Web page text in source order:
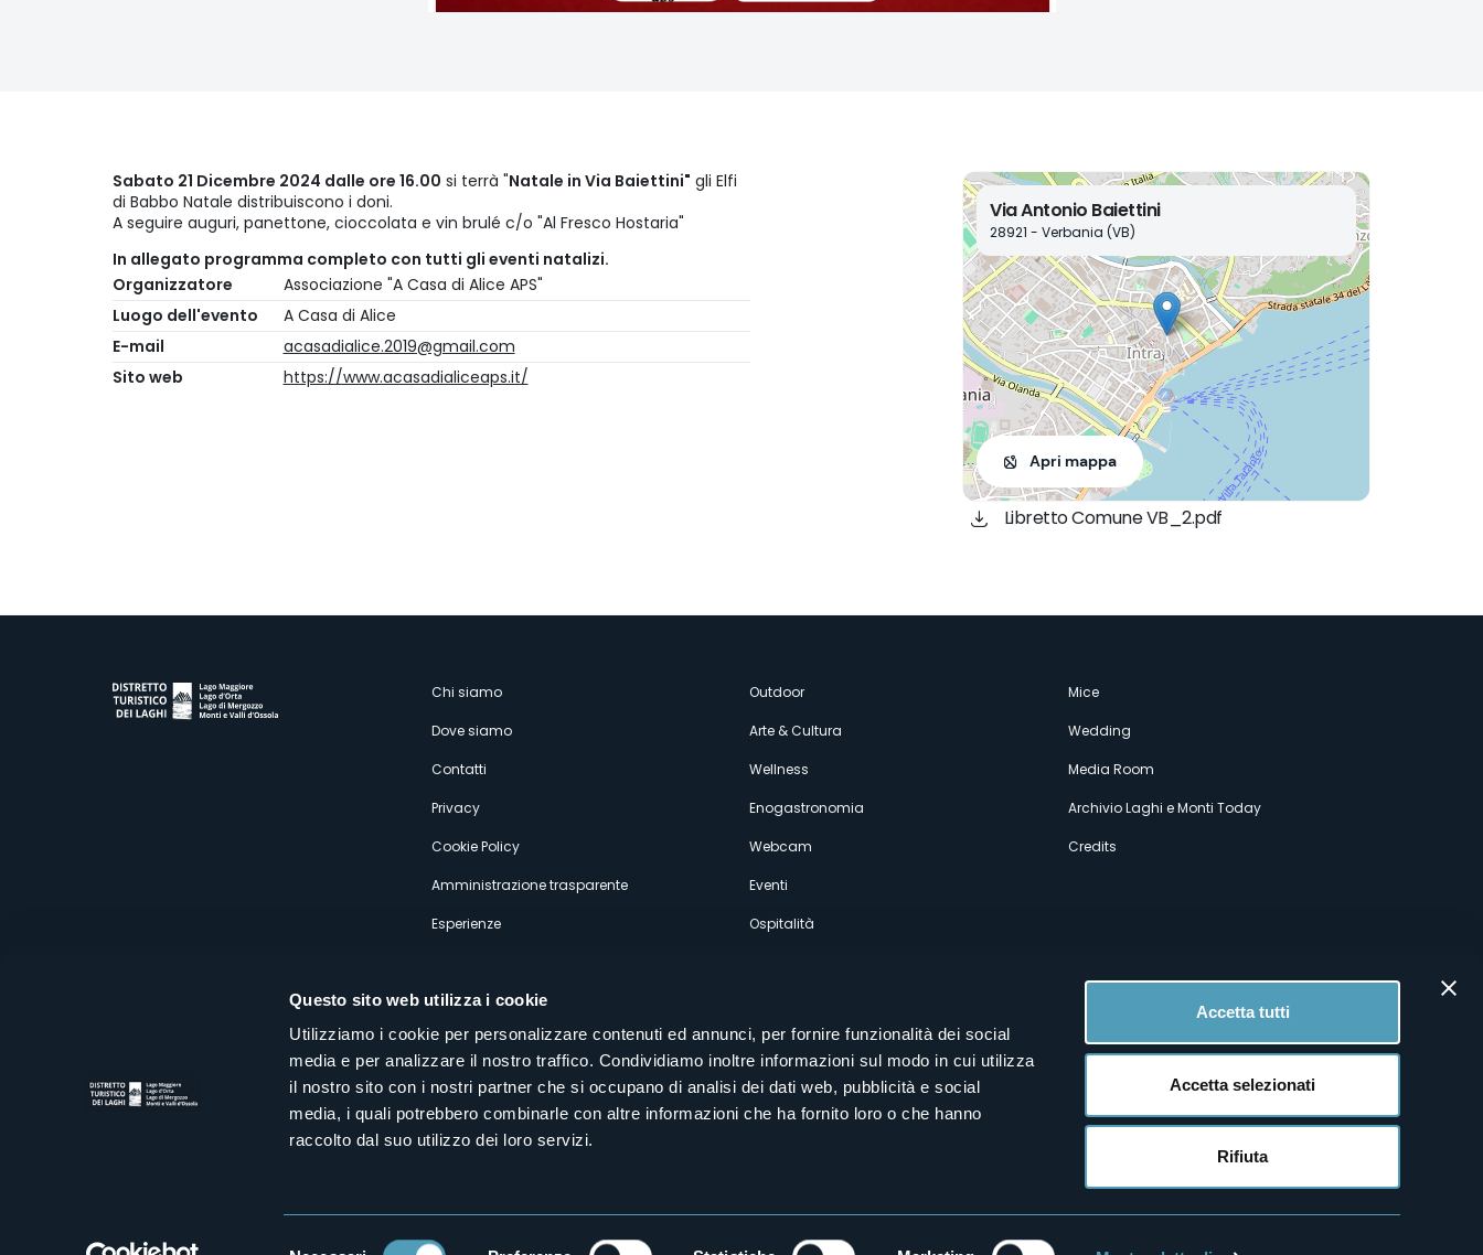
Questo sito web utilizza i cookie
Utilizziamo i cookie per personalizzare contenuti ed annunci, per fornire funzionalità dei social
media e per analizzare il nostro traffico. Condividiamo inoltre informazioni sul modo in cui utilizza
il nostro sito con i nostri partner che si occupano di analisi dei dati web, pubblicità e social
media, i quali potrebbero combinarle con altre informazioni che ha fornito loro o che hanno
raccolto dal suo utilizzo dei loro servizi.
Accetta tutti
Accetta selezionati
Rifiuta
Sabato 21 Dicembre 2024 dalle ore 16.00 si terrà "Natale in Via Baiettini" gli Elfi
di Babbo Natale distribuiscono i doni.
A seguire auguri, panettone, cioccolata e vin brulé c/o "Al Fresco Hostaria"
In allegato programma completo con tutti gli eventi natalizi.
Organizzatore
Associazione "A Casa di Alice APS"
Luogo dell'evento
A Casa di Alice
E-mail
acasadialice.2019@gmail.com
Sito web
https://www.acasadialiceaps.it/
Via Antonio Baiettini
28921 - Verbania (VB)
Apri mappa
Libretto Comune VB_2.pdf
Menù
secondario
Chi siamo
Dove siamo
Contatti
Privacy
Cookie Policy
Amministrazione trasparente
Esperienze
Outdoor
Arte & Cultura
Wellness
Enogastronomia
Webcam
Eventi
Ospitalità
Mice
Wedding
Media Room
Archivio Laghi e Monti Today
Credits
Distretto Turistico dei Laghi Scrl
Sede legale e operativa: Corso Italia 26 - 28838 Stresa VB - Italy
infoturismo@distrettolaghi.itedistrettolaghi@legalmail.it
Seguici sui nostri canali social